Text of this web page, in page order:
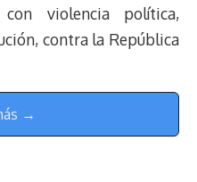
con violencia política,
contra la República
→